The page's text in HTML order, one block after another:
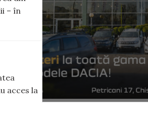
– în
acces la